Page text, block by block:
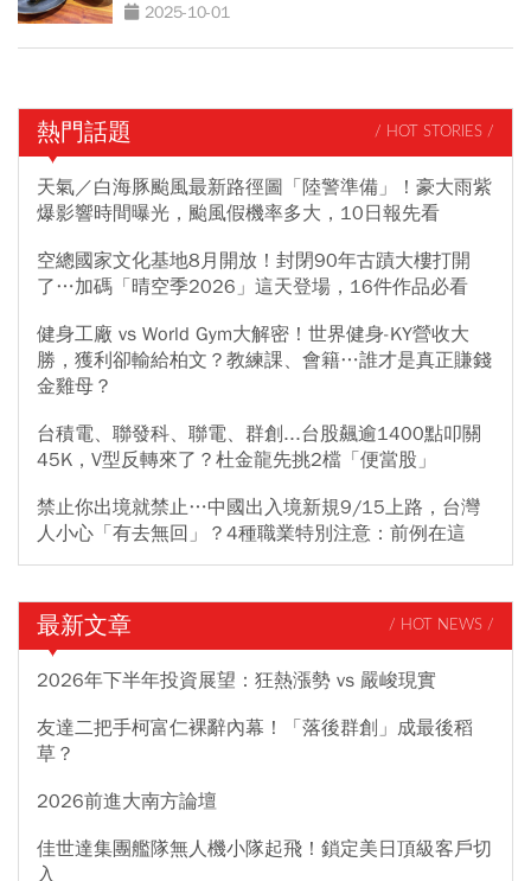
2025-10-01
熱門話題 / HOT STORIES /
天氣／白海豚颱風最新路徑圖「陸警準備」！豪大雨紫
爆影響時間曝光，颱風假機率多大，10日報先看
空總國家文化基地8月開放！封閉90年古蹟大樓打開
了…加碼「晴空季2026」這天登場，16件作品必看
健身工廠 vs World Gym大解密！世界健身-KY營收大
勝，獲利卻輸給柏文？教練課、會籍…誰才是真正賺錢
金雞母？
台積電、聯發科、聯電、群創...台股飆逾1400點叩關
45K，V型反轉來了？杜金龍先挑2檔「便當股」
禁止你出境就禁止…中國出入境新規9/15上路，台灣
人小心「有去無回」？4種職業特別注意：前例在這
最新文章 / HOT NEWS /
2026年下半年投資展望：狂熱漲勢 vs 嚴峻現實
友達二把手柯富仁裸辭內幕！「落後群創」成最後稻
草？
2026前進大南方論壇
佳世達集團艦隊無人機小隊起飛！鎖定美日頂級客戶切
入